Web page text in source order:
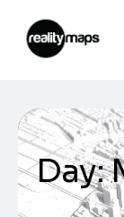
Day: